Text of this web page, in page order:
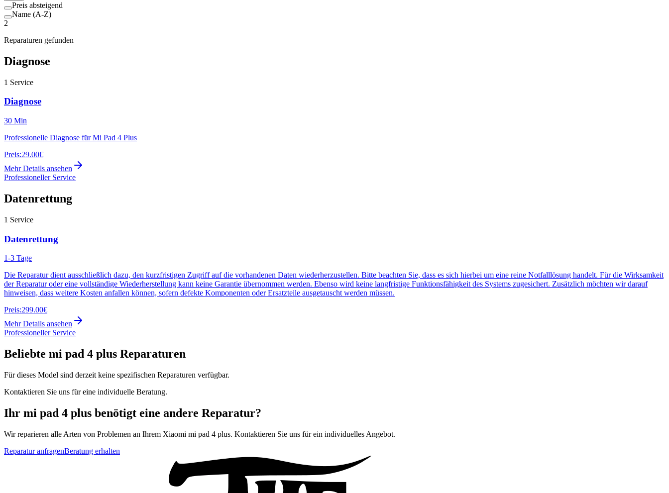
Preis absteigend
Name (A-Z)
2
Reparaturen gefunden
Diagnose
1 Service
Diagnose
30 Min
Professionelle Diagnose für Mi Pad 4 Plus
Preis:29.00€
Mehr Details ansehen
Professioneller Service
Datenrettung
1 Service
Datenrettung
1-3 Tage
Die Reparatur dient ausschließlich dazu, den kurzfristigen Zugriff auf die vorhandenen Daten wiederherzustellen. Bitte beachten Sie, dass es sich hierbei um eine reine Notfalllösung handelt. Für die Wirksamkeit
der Reparatur oder eine vollständige Wiederherstellung kann keine Garantie übernommen werden. Ebenso wird keine langfristige Funktionsfähigkeit des Systems zugesichert. Zusätzlich möchten wir darauf
hinweisen, dass weitere Kosten anfallen können, sofern defekte Komponenten oder Ersatzteile ausgetauscht werden müssen.
Preis:299.00€
Mehr Details ansehen
Professioneller Service
Beliebte mi pad 4 plus Reparaturen
Für dieses Model sind derzeit keine spezifischen Reparaturen verfügbar.
Kontaktieren Sie uns für eine individuelle Beratung.
Ihr mi pad 4 plus benötigt eine andere Reparatur?
Wir reparieren alle Arten von Problemen an Ihrem Xiaomi mi pad 4 plus. Kontaktieren Sie uns für ein individuelles Angebot.
Reparatur anfragenBeratung erhalten